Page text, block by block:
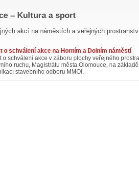
– Kultura a sport
akcí na náměstích a veřejných
o schválení akce na Horním a Dolním náměstí
o schválení akce v záboru plochy veřejného
ruchu, Magistrátu města Olomouce, na
stavebního odboru MMOl.